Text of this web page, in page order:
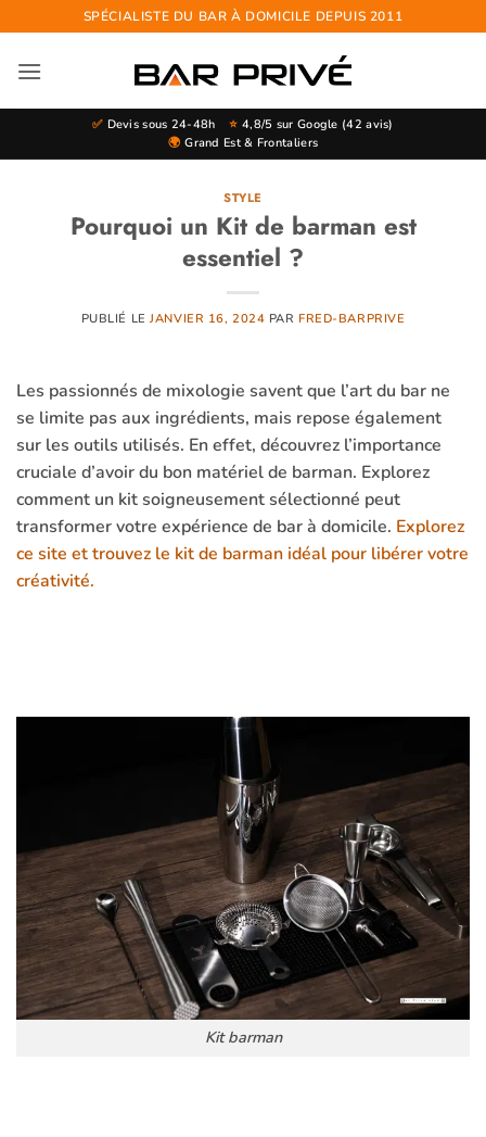
au
contenu
SPÉCIALISTE DU BAR À DOMICILE DEPUIS 2011
✅ Devis sous 24-48h ⭐ 4,8/5 sur Google (42 avis)
🌍 Grand Est & Frontaliers
STYLE
Pourquoi un Kit de barman est
essentiel ?
PUBLIÉ LEJANVIER 16, 2024 PAR FRED-BARPRIVE
Les passionnés de mixologie savent que l’art du bar ne
se limite pas aux ingrédients, mais repose également
sur les outils utilisés. En effet, découvrez l’importance
cruciale d’avoir du bon matériel de barman. Explorez
comment un kit soigneusement sélectionné peut
transformer votre expérience de bar à domicile. Explorez
ce site et trouvez le kit de barman idéal pour libérer votre
créativité.
Kit barman
Bar Privé